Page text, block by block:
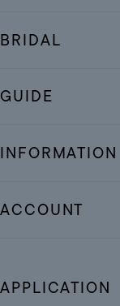
BRIDAL
GUIDE
INFORMATION
ACCOUNT
APPLICATION